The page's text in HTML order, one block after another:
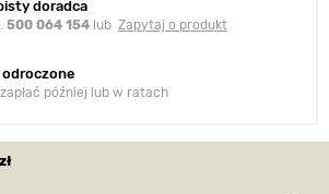
doradca
500 064 154 lub Zapytaj o produkt
odroczone
później lub w ratach